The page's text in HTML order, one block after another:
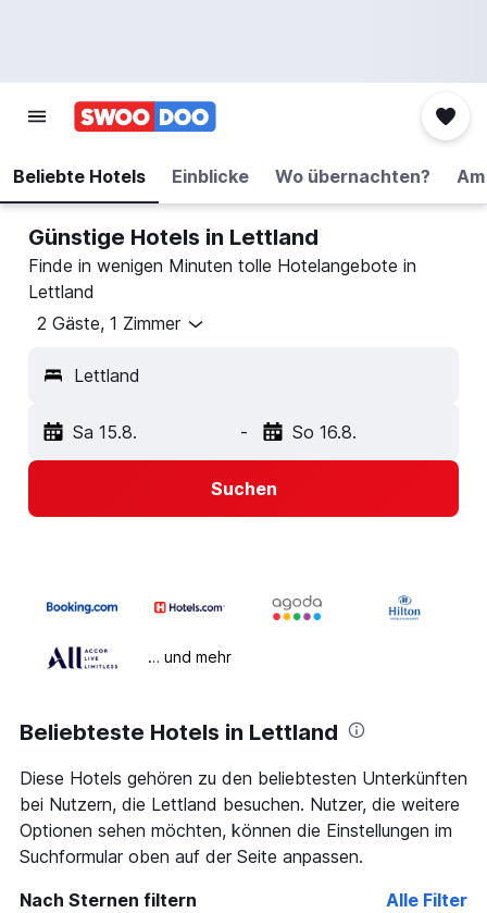
Beliebte Hotels Einblicke Wo übernachten?
Günstige Hotels in Lettland
Finde in wenigen Minuten tolle Hotelangebote in
Lettland
2 Gäste, 1 Zimmer
Lettland
Sa 15.8. - So 16.8.
Suchen
… und mehr
Beliebteste Hotels in Lettland
Diese Hotels gehören zu den beliebtesten Unterkünften
bei Nutzern, die Lettland besuchen. Nutzer, die weitere
Optionen sehen möchten, können die Einstellungen im
Suchformular oben auf der Seite anpassen.
Nach Sternen filtern
Alle Filter